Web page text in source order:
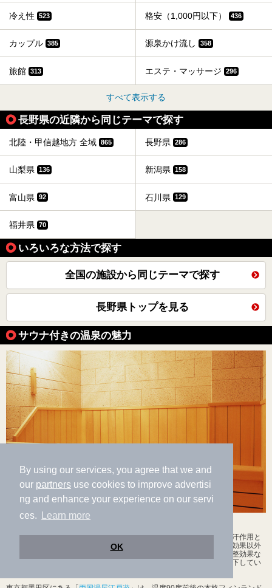
By using our services, you agree that we and
our partners use cookies to improve advertisi
ng and enhance your experience on our servi
ces.
Learn more
OK
冷え性 523 格安（1,000円以下） 436
カップル 385 源泉かけ流し 358
旅館 313 エステ・マッサージ 296
すべて表示する
長野県の近隣から同じテーマで探す
北陸・甲信越地方 全域 865 長野県 286
山梨県 136 新潟県 158
富山県 92 石川県 129
福井県 70
いろいろな方法で探す
全国の施設から同じテーマで探す
長野県トップを見る
サウナ付きの温泉の魅力
「サウナ」はフィンランド発祥の蒸し風呂のことで、熱気浴により発汗作用と
新陳代謝を高めてデトックス効果が得られることが特徴。リラックス効果以外
にも、免疫力アップや、温度差刺激による副腎の強化、自律神経の調整効果な
どがあると言われています。普段汗をかくことが少なく新陳代謝が低下してい